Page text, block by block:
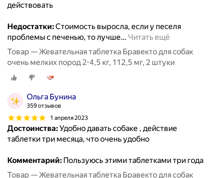
действовать
Недостатки:Стоимость выросла, если у песеля
проблемы с печенью, то лучше… Читать ещё
Товар — Жевательная таблетка Бравекто для собак
очень мелких пород 2-4,5 кг, 112,5 мг, 2 штуки
Ольга Бунина
359 отзывов
1 апреля 2023
Достоинства:Удобно давать собаке , действие
таблетки три месяца, что очень удобно
Комментарий: Пользуюсь этими таблетками три года
Товар — Жевательная таблетка Бравекто для собак